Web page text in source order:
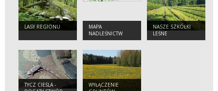
LASY REGIONU
MAPA
NADLEŚNICTW
NASZE SZKÓŁKI
LEŚNE
TYCZ CIEŚLA -
WYŁĄCZENIE